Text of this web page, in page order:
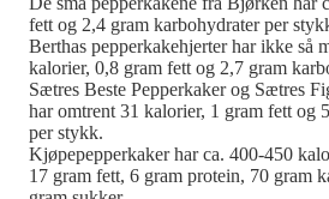
fett og 2,4 gram karbohydrater per
Berthas pepperkakehjerter har ikke så
kalorier, 0,8 gram fett og 2,7 gram
Sætres Beste Pepperkaker og Sætres
har omtrent 31 kalorier, 1 gram fett og
per stykk.
Kjøpepepperkaker har ca. 400-450
17 gram fett, 6 gram protein, 70 gram